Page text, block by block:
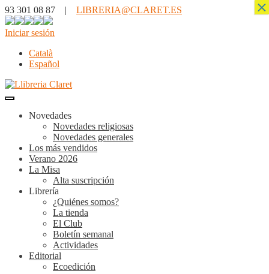
93 301 08 87 | LIBRERIA@CLARET.ES
Iniciar sesión
Català
Español
Novedades
Novedades religiosas
Novedades generales
Los más vendidos
Verano 2026
La Misa
Alta suscripción
Librería
¿Quiénes somos?
La tienda
El Club
Boletín semanal
Actividades
Editorial
Ecoedición
×